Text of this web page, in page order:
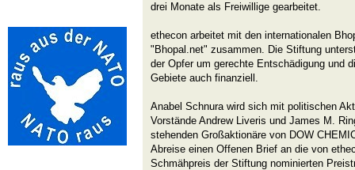
drei Monate als Freiwillige gearbeitet.
ethecon arbeitet mit den internationalen
"Bhopal.net" zusammen. Die Stiftung
der Opfer um gerechte Entschädigung und
Gebiete auch finanziell.
Anabel Schnura wird sich mit politischen
Vorstände Andrew Liveris und James M.
stehenden Großaktionäre von DOW
Abreise einen Offenen Brief an die von
Schmähpreis der Stiftung nominierten